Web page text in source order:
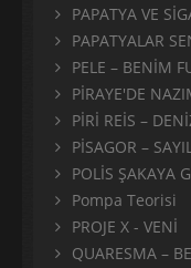
PAPATYA VE
PAPATYALAR
PELE – BENİM
PİRAYE'DE
PİRİ REİS –
PİSAGOR –
POLİS ŞAKAYA
Pompa Teorisi
PROJE X - VENİ
QUARESMA –